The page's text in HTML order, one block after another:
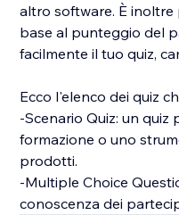
altro software. È
base al punteggio del
facilmente il tuo quiz,
Ecco l'elenco dei quiz
-Scenario Quiz: un
formazione o uno
prodotti.
-Multiple Choice
conoscenza dei